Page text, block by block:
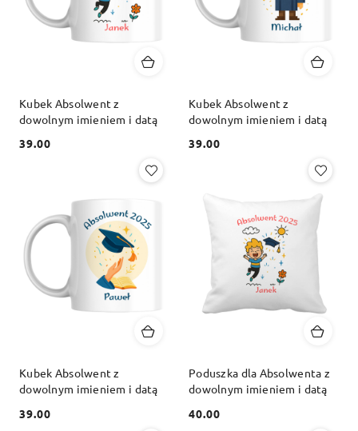
Kubek Absolwent z
dowolnym imieniem i datą
Cena:
39.00
Kubek Absolwent z
dowolnym imieniem i datą
Cena:
39.00
Kubek Absolwent z
dowolnym imieniem i datą
Cena:
39.00
Poduszka dla Absolwenta z
dowolnym imieniem i datą
Cena:
40.00